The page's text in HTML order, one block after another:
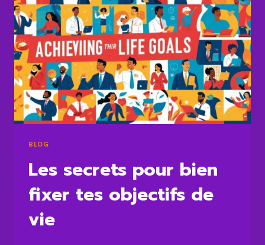
BLOG
Les secrets pour bien
fixer tes objectifs de
vie